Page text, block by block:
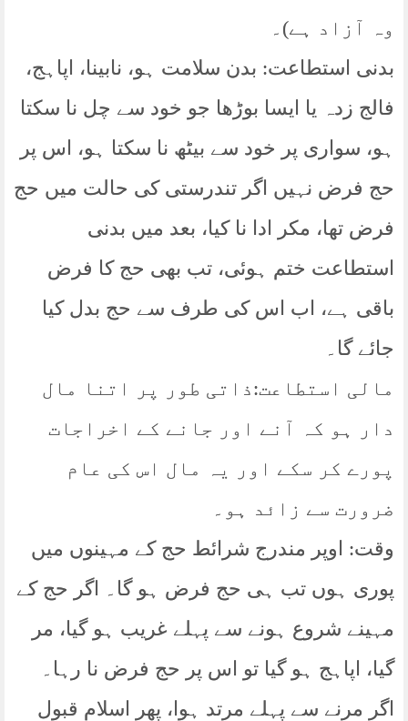
وہ آزاد ہے)۔
بدنی استطاعت: بدن سلامت ہو، نابینا، اپاہج،
فالج زدہ یا ایسا بوڑھا جو خود سے چل نا سکتا
ہو، سواری پر خود سے بیٹھ نا سکتا ہو، اس پر
حج فرض نہیں اگر تندرستی کی حالت میں حج
فرض تھا، مکر ادا نا کیا، بعد میں بدنی
استطاعت ختم ہوئی، تب بھی حج کا فرض
باقی ہے، اب اس کی طرف سے حج بدل کیا
جائے گا۔
مالی استطاعت:ذاتی طور پر اتنا مال
دار ہو کہ آنے اور جانے کے اخراجات
پورے کر سکے اور یہ مال اس کی عام
ضرورت سے زائد ہو۔
وقت: اوپر مندرج شرائط حج کے مہینوں میں
پوری ہوں تب ہی حج فرض ہو گا۔ اگر حج کے
مہینے شروع ہونے سے پہلے غریب ہو گيا، مر
گیا، اپاہج ہو گیا تو اس پر حج فرض نا رہا۔
اگر مرنے سے پہلے مرتد ہوا، پھر اسلام قبول